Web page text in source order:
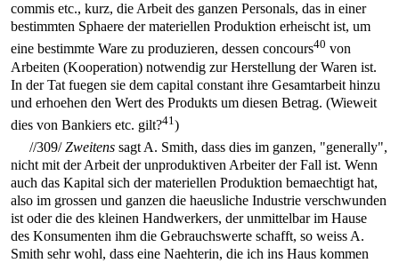
commis etc., kurz, die Arbeit des ganzen Personals, das in einer
bestimmten Sphaere der materiellen Produktion erheischt ist, um
eine bestimmte Ware zu produzieren, dessen concours40 von
Arbeiten (Kooperation) notwendig zur Herstellung der Waren ist.
In der Tat fuegen sie dem capital constant ihre Gesamtarbeit hinzu
und erhoehen den Wert des Produkts um diesen Betrag. (Wieweit
dies von Bankiers etc. gilt?41)
//309/ Zweitens sagt A. Smith, dass dies im ganzen, "generally",
nicht mit der Arbeit der unproduktiven Arbeiter der Fall ist. Wenn
auch das Kapital sich der materiellen Produktion bemaechtigt hat,
also im grossen und ganzen die haeusliche Industrie verschwunden
ist oder die des kleinen Handwerkers, der unmittelbar im Hause
des Konsumenten ihm die Gebrauchswerte schafft, so weiss A.
Smith sehr wohl, dass eine Naehterin, die ich ins Haus kommen